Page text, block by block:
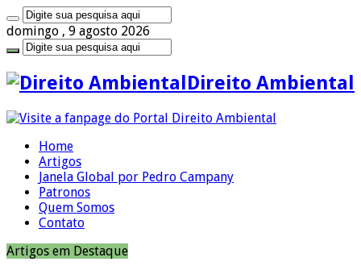
domingo , 9 agosto 2026
Direito Ambiental
Home
Artigos
Janela Global por Pedro Campany
Patronos
Quem Somos
Contato
Artigos em Destaque